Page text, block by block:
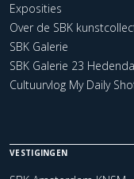
Exposities
Over de SBK
SBK Galerie
SBK Galerie 23
Cultuurvlog My Daily
VESTIGINGEN